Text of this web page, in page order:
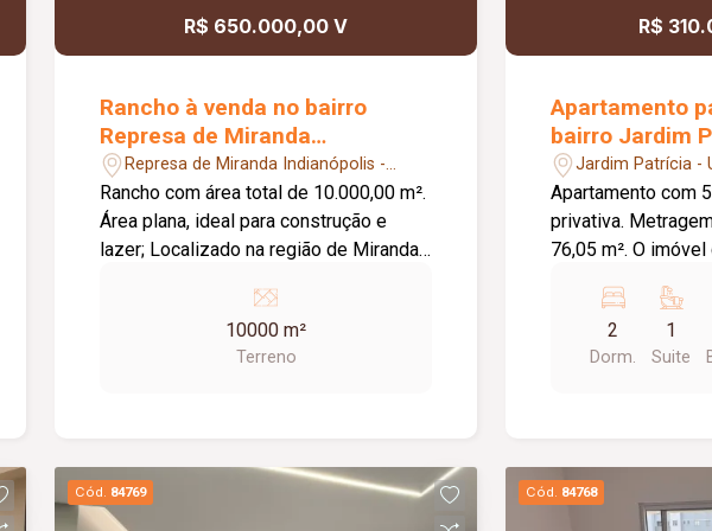
R$ 650.000,00 V
Rancho à venda no bairro
Represa de Miranda
Indianópolis
Represa de Miranda Indianópolis -
Indianópolis/MG
Rancho com área total de 10.000,00 m².
Área plana, ideal para construção e
lazer; Localizado na região de Miranda,
estrada de terra; Região com excelente
potencial de valorização;
10000 m²
Terreno
R$
Apartamento
bairro Jardim
Jardim Patrícia -
Apartamento com
privativa. Metragem construída de
76,05 m². O imóvel conta com: 02
ambientes;
Cozinha com
Lavanderia; 01
churrasqueiras; Diferenciais: Piso em
porcelanato;
2
Dorm.
1
Suite
Cód. 84769 Cód. 84768